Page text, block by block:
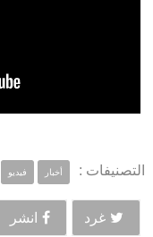
التصنيفات : أخبار فيديو
غرد انشر